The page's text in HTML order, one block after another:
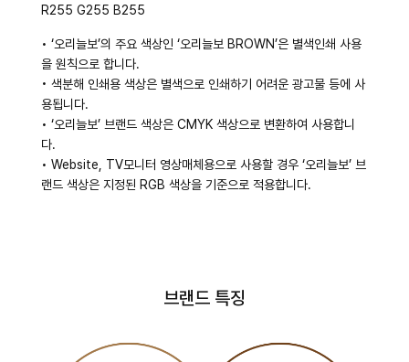
R255 G255 B255
• ‘오리늘보’의 주요 색상인 ‘오리늘보 BROWN’은 별색인쇄 사용
을 원칙으로 합니다.
• 색분해 인쇄용 색상은 별색으로 인쇄하기 어려운 광고물 등에 사
용됩니다.
• ‘오리늘보’ 브랜드 색상은 CMYK 색상으로 변환하여 사용합니
다.
• Website, TV모니터 영상매체용으로 사용할 경우 ‘오리늘보’ 브
랜드 색상은 지정된 RGB 색상을 기준으로 적용합니다.
브랜드 특징